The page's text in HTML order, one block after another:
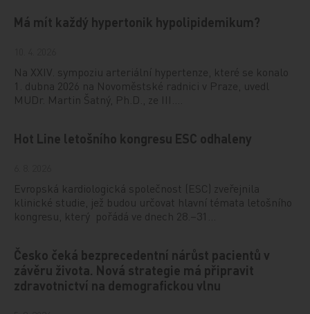
Má mít každý hypertonik hypolipidemikum?
Na XXIV. sympoziu arteriální hypertenze, které se konalo
1. dubna 2026 na Novoměstské radnici v Praze, uvedl
MUDr. Martin Šatný, Ph.D., ze III.…
Hot Line letošního kongresu ESC odhaleny
Evropská kardiologická společnost (ESC) zveřejnila
klinické studie, jež budou určovat hlavní témata letošního
kongresu, který pořádá ve dnech 28.–31…
Česko čeká bezprecedentní nárůst pacientů v
závěru života. Nová strategie má připravit
zdravotnictví na demografickou vlnu